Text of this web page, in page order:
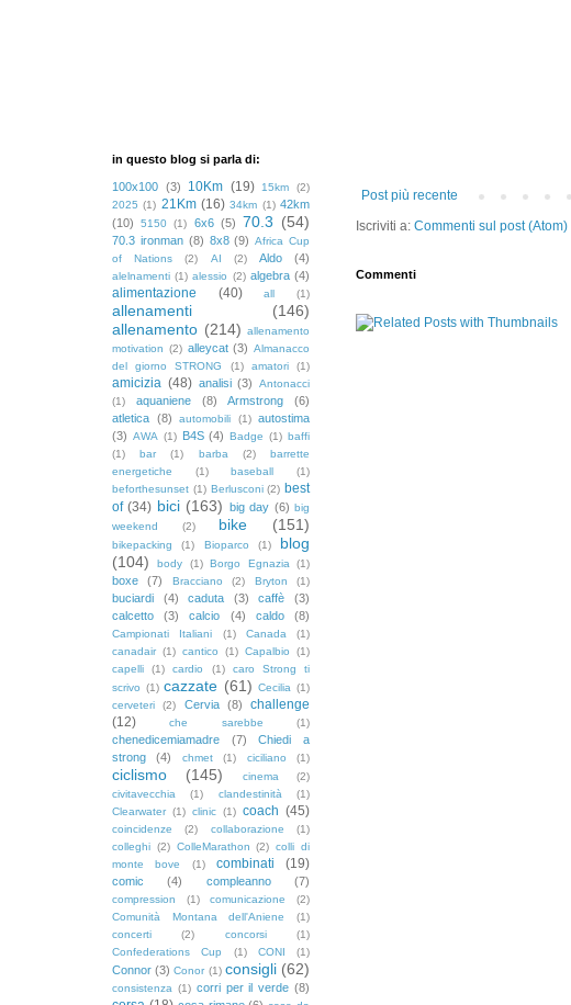
Post più recente
Iscriviti a: Commenti sul post (Atom)
Commenti
in questo blog si parla di:
100x100 (3) 10Km (19) 15km
(2)
2025 (1) 21Km (16) 34km (1) 42km
(10)
5150 (1) 6x6 (5) 70.3 (54)
70.3 ironman (8) 8x8 (9) Africa Cup
of Nations
(2) AI (2) Aldo (4)
alelnamenti (1) alessio (2) algebra (4)
alimentazione (40) all (1)
allenamenti
(146)
allenamento (214) allenamento
motivation (2) alleycat (3) Almanacco
del giorno STRONG
(1) amatori (1)
amicizia (48) analisi (3)
Antonacci
(1)
aquaniene (8) Armstrong
(6)
atletica (8) automobili (1) autostima
(3) AWA (1) B4S (4) Badge (1) baffi
(1)
bar (1) barba (2)
barrette
energetiche
(1) baseball
(1)
beforthesunset (1) Berlusconi (2) best
of (34) bici (163) big day (6) big
weekend
(2) bike (151)
bikepacking (1) Bioparco (1)
blog
(104)
body (1) Borgo Egnazia (1)
boxe (7) Bracciano (2) Bryton (1)
buciardi (4) caduta (3) caffè
(3)
calcetto
(3) calcio (4) caldo (8)
Campionati Italiani (1) Canada
(1)
canadair (1) cantico (1) Capalbio
(1)
capelli
(1) cardio (1)
caro Strong ti
scrivo (1) cazzate (61) Cecilia (1)
cerveteri
(2) Cervia (8)
challenge
(12)
che sarebbe (1)
chenedicemiamadre (7)
Chiedi a
strong
(4) chmet (1) ciciliano (1)
ciclismo (145) cinema
(2)
civitavecchia
(1) clandestinità
(1)
Clearwater (1) clinic (1) coach (45)
coincidenze (2) collaborazione
(1)
colleghi (2) ColleMarathon (2) colli di
monte bove
(1) combinati (19)
comic (4) compleanno (7)
compression (1) comunicazione
(2)
Comunità Montana dell'Aniene
(1)
concerti
(2) concorsi
(1)
Confederations Cup
(1) CONI (1)
Connor (3) Conor (1) consigli (62)
consistenza (1) corri per il verde (8)